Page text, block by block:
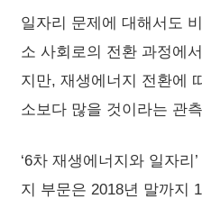
일자리 문제에 대해서도
소 사회로의 전환 과정에
지만, 재생에너지 전환에
소보다 많을 것이라는 관
‘6차 재생에너지와 일자리
지 부문은 2018년 말까지